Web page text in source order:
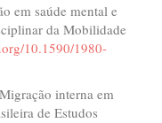
em saúde mental e
da Mobilidade
10.1590/1980-
interna em
de Estudos